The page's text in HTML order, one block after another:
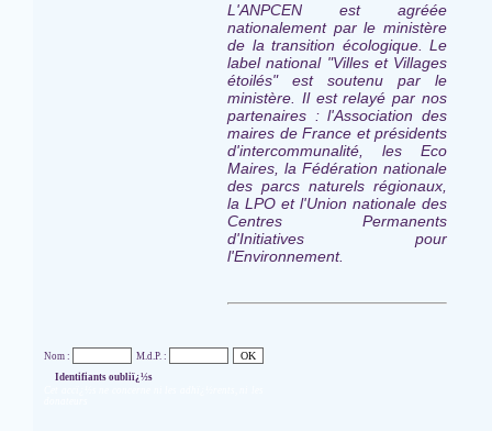
L'ANPCEN est agréée
nationalement par le ministère
de la transition écologique. Le
label national "Villes et Villages
étoilés" est soutenu par le
ministère. Il est relayé par nos
partenaires : l'Association des
maires de France et présidents
d'intercommunalité, les Eco
Maires, la Fédération nationale
des parcs naturels régionaux,
la LPO et l'Union nationale des
Centres Permanents
d'Initiatives pour
l'Environnement.
Nom :
M.d.P. :
Identifiants oubliï¿½s